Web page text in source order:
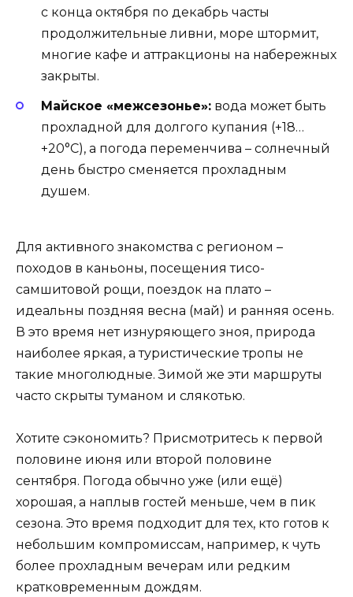
с конца октября по декабрь часты
продолжительные ливни, море штормит,
многие кафе и аттракционы на набережных
закрыты.
Майское «межсезонье»: вода может быть
прохладной для долгого купания (+18…
+20°C), а погода переменчива – солнечный
день быстро сменяется прохладным
душем.
Для активного знакомства с регионом –
походов в каньоны, посещения тисо-
самшитовой рощи, поездок на плато –
идеальны поздняя весна (май) и ранняя осень.
В это время нет изнуряющего зноя, природа
наиболее яркая, а туристические тропы не
такие многолюдные. Зимой же эти маршруты
часто скрыты туманом и слякотью.
Хотите сэкономить? Присмотритесь к первой
половине июня или второй половине
сентября. Погода обычно уже (или ещё)
хорошая, а наплыв гостей меньше, чем в пик
сезона. Это время подходит для тех, кто готов к
небольшим компромиссам, например, к чуть
более прохладным вечерам или редким
кратковременным дождям.